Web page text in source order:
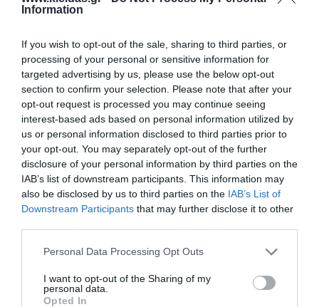
Information
If you wish to opt-out of the sale, sharing to third parties, or
processing of your personal or sensitive information for
targeted advertising by us, please use the below opt-out
section to confirm your selection. Please note that after your
opt-out request is processed you may continue seeing
interest-based ads based on personal information utilized by
us or personal information disclosed to third parties prior to
your opt-out. You may separately opt-out of the further
disclosure of your personal information by third parties on the
IAB’s list of downstream participants. This information may
also be disclosed by us to third parties on the IAB’s List of
Downstream Participants that may further disclose it to other
Personal Data Processing Opt Outs
I want to opt-out of the Sharing of my
personal data.
Opted In
ΗNathanείναι ένας διεθνής ηγέτης στον σχεδιασμό
και την παροχή επαγγελματικού εκπαιδευτικού
εξοπλισμού. Η γκάμα της περιλαμβάνει από
εξειδικευμένο υλικό ψυχοκινητικής έως μικροέπιπλα
για συμβολικό παιχνίδι, όλα κατασκευασμένα για να
αντέχουν στη σκληρή χρήση σε σχολικά
περιβάλλοντα. Κάθε προϊόν συμμορφώνεται αυστηρά
βιοδιασπώμενα υλικά). Η επιλογή της Nathan για τον
εξοπλισμό νηπιαγωγείων και κέντρων δεξιοτήτων
εγγυάται αξιοπιστία, παιδαγωγική αρτιότητα και μια
ισχυρή "πράσινη" ταυτότητα που εκτιμάται από
σύγχρονους εκπαιδευτικούς οργανισμούς.